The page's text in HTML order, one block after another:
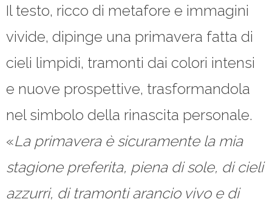
Il testo, ricco di metafore e immagini
vivide, dipinge una primavera fatta di
cieli limpidi, tramonti dai colori intensi
e nuove prospettive, trasformandola
nel simbolo della rinascita personale.
«La primavera è sicuramente la mia
stagione preferita, piena di sole, di cieli
azzurri, di tramonti arancio vivo e di